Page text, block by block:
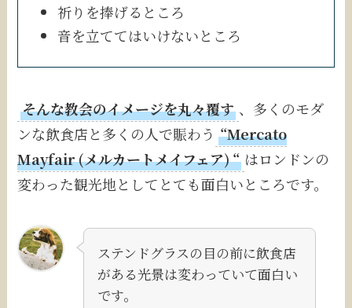
祈りを捧げるところ
音を立ててはいけないところ
そんな教会のイメージを丸々覆す 、多くのモダ
ンな飲食店と多くの人で賑わう “Mercato
Mayfair (メルカートメイフェア) “ はロンドンの
変わった観光地としてとても面白いところです。
ステンドグラスの目の前に飲食店
がある光景は変わっていて面白い
です。